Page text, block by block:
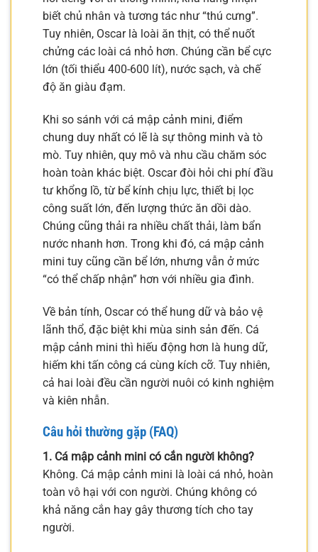
biết chủ nhân và tương tác như “thú cưng”.
Tuy nhiên, Oscar là loài ăn thịt, có thể nuốt
chửng các loài cá nhỏ hơn. Chúng cần bể cực
lớn (tối thiểu 400-600 lít), nước sạch, và chế
độ ăn giàu đạm.
Khi so sánh với cá mập cảnh mini, điểm
chung duy nhất có lẽ là sự thông minh và tò
mò. Tuy nhiên, quy mô và nhu cầu chăm sóc
hoàn toàn khác biệt. Oscar đòi hỏi chi phí đầu
tư khổng lồ, từ bể kính chịu lực, thiết bị lọc
công suất lớn, đến lượng thức ăn dồi dào.
Chúng cũng thải ra nhiều chất thải, làm bẩn
nước nhanh hơn. Trong khi đó, cá mập cảnh
mini tuy cũng cần bể lớn, nhưng vẫn ở mức
“có thể chấp nhận” hơn với nhiều gia đình.
Về bản tính, Oscar có thể hung dữ và bảo vệ
lãnh thổ, đặc biệt khi mùa sinh sản đến. Cá
mập cảnh mini thì hiếu động hơn là hung dữ,
hiếm khi tấn công cá cùng kích cỡ. Tuy nhiên,
cả hai loài đều cần người nuôi có kinh nghiệm
và kiên nhẫn.
Câu hỏi thường gặp (FAQ)
1. Cá mập cảnh mini có cắn người không?
Không. Cá mập cảnh mini là loài cá nhỏ, hoàn
toàn vô hại với con người. Chúng không có
khả năng cắn hay gây thương tích cho tay
người.